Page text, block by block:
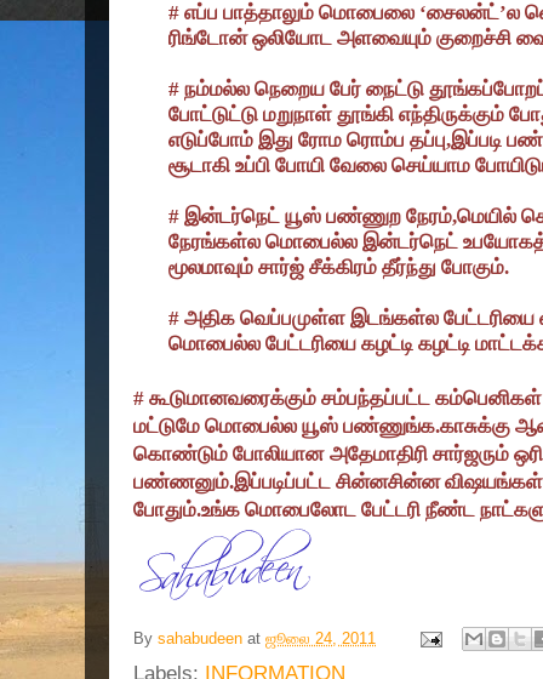
# எப்ப பாத்தாலும் மொபைலை ‘சைலன்ட்’ல
ரிங்டோன் ஒலியோட அளவையும் குறைச்சி
# நம்மல்ல நெறைய பேர் நைட்டு
போட்டுட்டு மறுநாள் தூங்கி எந்திருக்கும்
எடுப்போம் இது ரோம ரொம்ப தப்பு,இப்படி
சூடாகி உப்பி போயி வேலை செய்யாம
# இன்டர்நெட் யூஸ் பண்ணுற நேரம்,மெயில்
நேரங்கள்ல மொபைல்ல இன்டர்நெட்
மூலமாவும் சார்ஜ் சீக்கிரம் தீர்ந்து போகும்.
# அதிக வெப்பமுள்ள இடங்கள்ல
மொபைல்ல பேட்டரியை கழட்டி கழட்டி
# கூடுமானவரைக்கும் சம்பந்தப்பட்ட கம்பெனிகள்
மட்டுமே மொபைல்ல யூஸ் பண்ணுங்க.காசுக்கு
கொண்டும் போலியான அதேமாதிரி சார்ஜரும்
பண்ணனும்.இப்படிப்பட்ட சின்னசின்ன
போதும்.உங்க மொபைலோட பேட்டரி நீண்ட
By sahabudeen at ஜூலை 24, 2011
Labels: INFORMATION